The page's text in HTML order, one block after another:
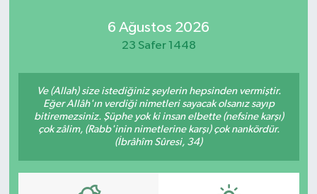
6 Ağustos 2026
23 Safer 1448
Ve (Allah) size istediğiniz şeylerin hepsinden vermiştir.
Eğer Allâh'ın verdiği nimetleri sayacak olsanız sayıp
bitiremezsiniz. Şüphe yok ki insan elbette (nefsine karşı)
çok zâlim, (Rabb'inin nimetlerine karşı) çok nankördür.
(İbrâhîm Sûresi, 34)